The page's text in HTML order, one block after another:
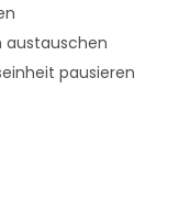
austauschen
pausieren